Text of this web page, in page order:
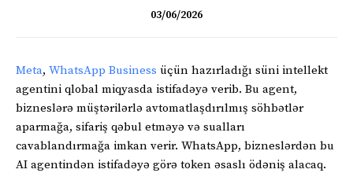
03/06/2026
Meta, WhatsApp Business üçün hazırladığı süni intellekt
agentini qlobal miqyasda istifadəyə verib. Bu agent,
bizneslərə müştərilərlə avtomatlaşdırılmış söhbətlər
aparmağa, sifariş qəbul etməyə və sualları
cavablandırmağa imkan verir. WhatsApp, bizneslərdən bu
AI agentindən istifadəyə görə token əsaslı ödəniş alacaq.